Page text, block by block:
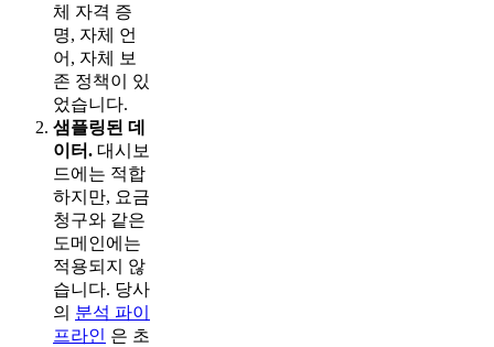
체 자격 증
명, 자체 언
어, 자체 보
존 정책이 있
었습니다.
샘플링된 데
이터. 대시보
드에는 적합
하지만, 요금
청구와 같은
도메인에는
적용되지 않
습니다. 당사
의 분석 파이
프라인 은 초